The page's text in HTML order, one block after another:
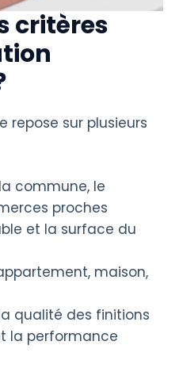
critères
repose sur plusieurs
commune, le
proches
et la surface du
maison,
qualité des finitions
la performance